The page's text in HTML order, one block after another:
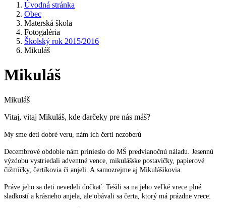
Úvodná stránka
Obec
Materská škola
Fotogaléria
Školský rok 2015/2016
Mikuláš
Mikuláš
Mikuláš
Vitaj, vitaj Mikuláš, kde darčeky pre nás máš?
My sme deti dobré veru, nám ich čerti nezoberú
Decembrové obdobie nám prinieslo do MŠ predvianočnú náladu. Jesennú
výzdobu vystriedali adventné vence, mikulášske postavičky, papierové
čižmičky, čertíkovia či anjeli. A samozrejme aj Mikulášikovia.
Práve jeho sa deti nevedeli dočkať. Tešili sa na jeho veľké vrece plné
sladkostí a krásneho anjela, ale obávali sa čerta, ktorý má prázdne vrece.